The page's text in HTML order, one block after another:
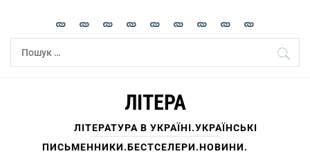
content
Пошук:
ЛІТЕРА
ЛІТЕРАТУРА В УКРАЇНІ.УКРАЇНСЬКІ
ПИСЬМЕННИКИ.БЕСТСЕЛЕРИ.НОВИНИ.